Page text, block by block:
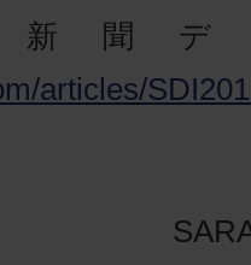
新聞デ
articles/